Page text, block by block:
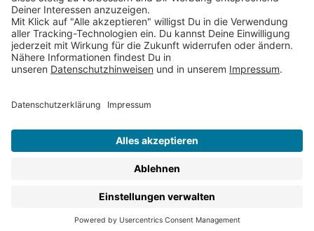
* Versandkostenfrei ab 9,00 € Bestellwert innerhalb
Deutschlands
** Lieferzeit 1-3 Werktage innerhalb Deutschlands
Thienemann-Esslinger Verlag GmbH, Blumenstraße 36, D-70182